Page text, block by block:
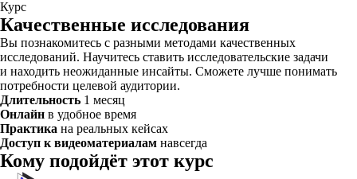
Курс
Качественные исследования
Вы познакомитесь с разными методами качественных
исследований. Научитесь ставить исследовательские задачи
и находить неожиданные инсайты. Сможете лучше понимать
потребности целевой аудитории.
Длительность 1 месяц
Онлайн в удобное время
Практика на реальных кейсах
Доступ к видеоматериалам навсегда
Кому подойдёт этот курс